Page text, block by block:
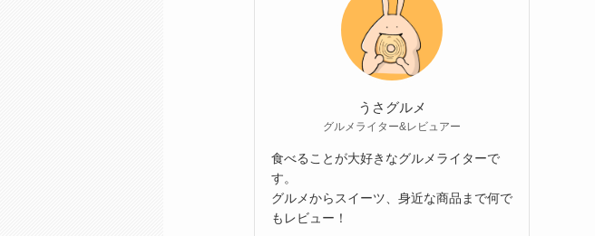
うさグルメ
グルメライター&レビュアー
食べることが大好きなグルメライターで
す。
グルメからスイーツ、身近な商品まで何で
もレビュー！